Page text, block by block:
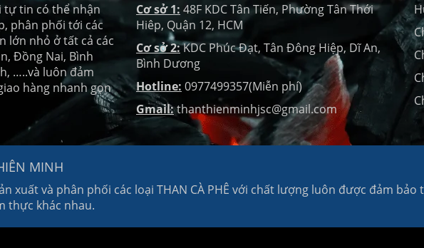
MINH
xuất và phân phối các loại THAN CÀ PHÊ với chất lượng luôn được đảm
thực khác nhau.
tự tin có thể nhận
phân phối tới các
lớn nhỏ ở tất cả các
Đồng Nai, Bình
…..và luôn đảm
hàng nhanh gọn
Cơ sở 1: 48F KDC Tân Tiến, Phường Tân Thới
Hiêp, Quận 12, HCM
Cơ sở 2:KDC Phúc Đạt, Tân Đông Hiệp, Dĩ An,
Bình Dương
Hotline: 0977499357(Miễn phí)
Gmail:thanthienminhjsc@gmail.com